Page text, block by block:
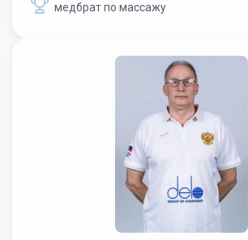
медбрат по массажу